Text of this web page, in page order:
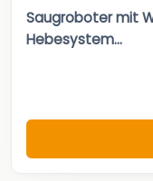
Saugroboter mit
Hebesystem...